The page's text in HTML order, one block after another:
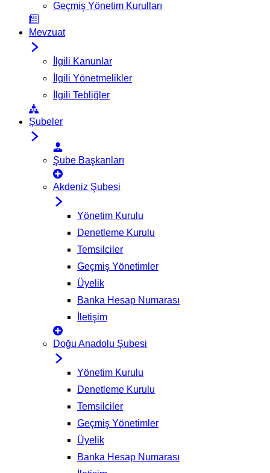
Geçmiş Yönetim Kurulları
Mevzuat
İlgili Kanunlar
İlgili Yönetmelikler
İlgili Tebliğler
Şubeler
Şube Başkanları
Akdeniz Şubesi
Yönetim Kurulu
Denetleme Kurulu
Temsilciler
Geçmiş Yönetimler
Üyelik
Banka Hesap Numarası
İletişim
Doğu Anadolu Şubesi
Yönetim Kurulu
Denetleme Kurulu
Temsilciler
Geçmiş Yönetimler
Üyelik
Banka Hesap Numarası